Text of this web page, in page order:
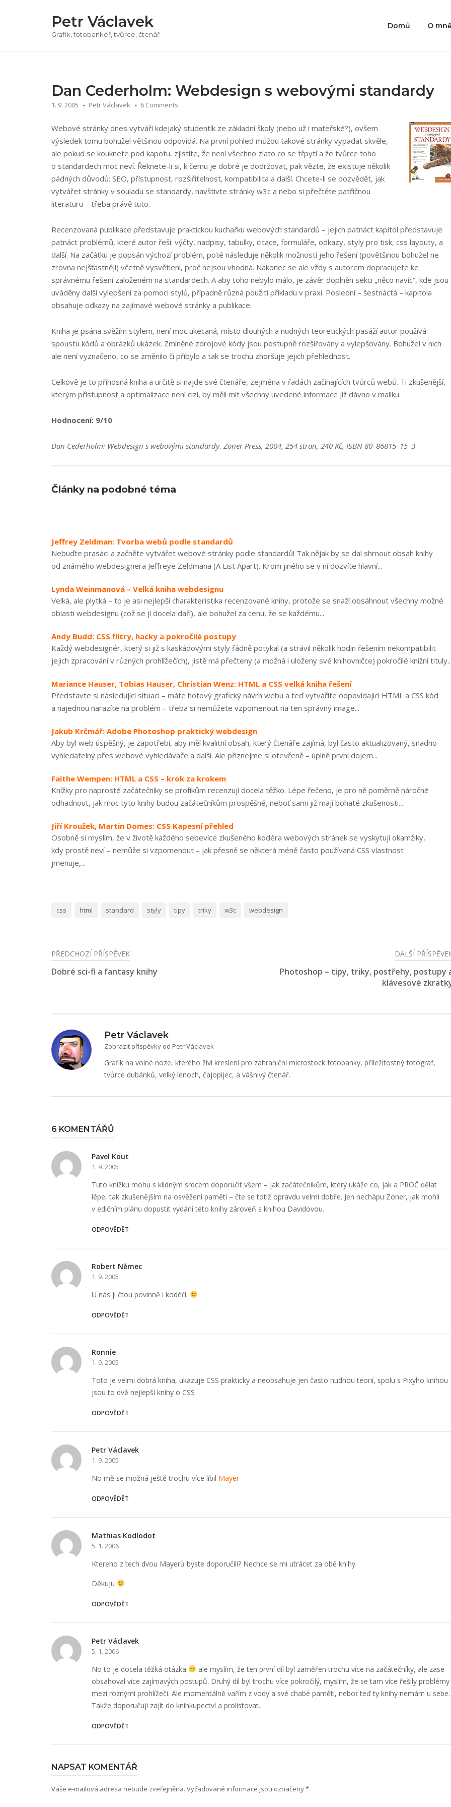
Petr Václavek
Grafik, fotobankéř, tvůrce, čtenář
Domů O
Dan Cederholm: Webdesign s webovými standardy
1. 9. 2005 Petr Václavek 6 Comments
Webové stránky dnes vytváří kdejaký studentík ze základní školy (nebo už i mateřské?), ovšem
výsledek tomu bohužel většinou odpovídá. Na první pohled můžou takové stránky vypadat skvěle,
ale pokud se kouknete pod kapotu, zjistíte, že není všechno zlato co se třpytí a že tvůrce toho
o standardech moc neví. Řeknete-li si, k čemu je dobré je dodržovat, pak vězte, že existuje několik
pádných důvodů: SEO, přístupnost, rozšiřitelnost, kompatibilita a další. Chcete-li se dozvědět, jak
vytvářet stránky v souladu se standardy, navštivte stránky w3c a nebo si přečtěte patřičnou
literaturu – třeba právě tuto.
Recenzovaná publikace představuje praktickou kuchařku webových standardů – jejich patnáct kapitol představuje
patnáct problémů, které autor řeší: výčty, nadpisy, tabulky, citace, formuláře, odkazy, styly pro tisk, css layouty, a
další. Na začátku je popsán výchozí problém, poté následuje několik možností jeho řešení (povětšinou bohužel ne
zrovna nejšťastněji) včetně vysvětlení, proč nejsou vhodná. Nakonec se ale vždy s autorem dopracujete ke
správnému řešení založeném na standardech. A aby toho nebylo málo, je závěr doplněn sekci „něco navíc“, kde jsou
uváděny další vylepšení za pomoci stylů, případně různá použití příkladu v praxi. Poslední – šestnáctá – kapitola
obsahuje odkazy na zajímavé webové stránky a publikace.
Kniha je psána svěžím stylem, není moc ukecaná, místo dlouhých a nudných teoretických pasáží autor používá
spoustu kódů a obrázků ukázek. Zmíněné zdrojové kódy jsou postupně rozšiřovány a vylepšovány. Bohužel v nich
ale není vyznačeno, co se změnilo či přibylo a tak se trochu zhoršuje jejich přehlednost.
Celkově je to přínosná kniha a určitě si najde své čtenáře, zejména v řadách začínajících tvůrců webů. Ti zkušenější,
kterým přístupnost a optimalizace není cizí, by měli mít všechny uvedené informace již dávno v malíku.
Hodnocení: 9/10
Dan Cederholm: Webdesign s webovými standardy. Zoner Press, 2004, 254 stran, 240 Kč, ISBN 80–86815–15–3
Články na podobné téma
Jeffrey Zeldman: Tvorba webů podle standardů
Nebuďte prasáci a začněte vytvářet webové stránky podle standardů! Tak nějak by se dal shrnout obsah knihy
od známého webdesignera Jeffreye Zeldmana (A List Apart). Krom jiného se v ní dozvíte hlavní...
Lynda Weinmanová – Velká kniha webdesignu
Velká, ale plytká – to je asi nejlepší charakteristika recenzované knihy, protože se snaží obsáhnout všechny možné
oblasti webdesignu (což se jí docela daří), ale bohužel za cenu, že se každému...
Andy Budd: CSS filtry, hacky a pokročilé postupy
Každý webdesignér, který si již s kaskádovými styly řádně potykal (a strávil několik hodin řešením nekompatibilit
jejich zpracování v různých prohlížečích), jistě má přečteny (a možná i uloženy své knihovničce) pokročilé knižní tituly...
Mariance Hauser, Tobias Hauser, Christian Wenz: HTML a CSS velká kniha řešení
Představte si následující situaci – máte hotový grafický návrh webu a teď vytváříte odpovídající HTML a CSS kód
a najednou narazíte na problém – třeba si nemůžete vzpomenout na ten správný image...
Jakub Krčmář: Adobe Photoshop praktický webdesign
Aby byl web úspěšný, je zapotřebí, aby měl kvalitní obsah, který čtenáře zajímá, byl často aktualizovaný, snadno
vyhledatelný přes webové vyhledávače a další. Ale přiznejme si otevřeně – úplně první dojem...
Faithe Wempen: HTML a CSS – krok za krokem
Knížky pro naprosté začátečníky se profíkům recenzují docela těžko. Lépe řečeno, je pro ně poměrně náročné
odhadnout, jak moc tyto knihy budou začátečníkům prospěšné, neboť sami již mají bohaté zkušenosti...
Jiří Kroužek, Martin Domes: CSS Kapesní přehled
Osobně si myslím, že v životě každého sebevíce zkušeného kodéra webových stránek se vyskytují okamžiky,
kdy prostě neví – nemůže si vzpomenout – jak přesně se některá méně často používaná CSS vlastnost
jmenuje,...
css html standard styly tipy triky w3c webdesign
Navigace
pro
PŘEDCHOZÍ PŘÍSPĚVEK
Dobré sci-fi a fantasy knihy
DALŠÍ
Photoshop – tipy, triky, postřehy, postupy
klávesové
Petr Václavek
Zobrazit příspěvky od Petr Václavek
Grafik na volné noze, kterého živí kreslení pro zahraniční microstock fotobanky, příležitostný fotograf,
tvůrce dubánků, velký lenoch, čajopijec, a vášnivý čtenář.
6 KOMENTÁŘŮ
Pavel Kout
1. 9. 2005
Tuto knížku mohu s klidným srdcem doporučit všem – jak začátečníkům, který ukáže co, jak a PROČ dělat
lépe, tak zkušenějším na osvěžení paměti – čte se totiž opravdu velmi dobře. Jen nechápu Zoner, jak mohli
v edičním plánu dopustit vydání této knihy zároveň s knihou Davidovou.
ODPOVĚDĚT
Robert Němec
1. 9. 2005
U nás ji čtou povinně i kodéři.
ODPOVĚDĚT
Ronnie
1. 9. 2005
Toto je velmi dobrá kniha, ukazuje CSS prakticky a neobsahuje jen často nudnou teorií, spolu s Pixyho knihou
jsou to dvě nejlepší knihy o CSS
ODPOVĚDĚT
Petr Václavek
1. 9. 2005
No mě se možná ještě trochu více líbil Mayer
ODPOVĚDĚT
Mathias Kodlodot
5. 1. 2006
Ktereho z tech dvou Mayerů byste doporučili? Nechce se mi utrácet za obě knihy.
Děkuju
ODPOVĚDĚT
Petr Václavek
5. 1. 2006
No to je docela těžká otázka
ale myslím, že ten první díl byl zaměřen trochu více na začátečníky, ale zase
obsahoval více zajímavých postupů. Druhý díl byl trochu více pokročilý, myslím, že se tam více řešily problémy
mezi roznými prohlížeči. Ale momentálně vařím z vody a své chabé paměti, neboť teď ty knihy nemám u sebe.
Takže doporučuji zajít do knihkupectví a prolistovat.
ODPOVĚDĚT
NAPSAT KOMENTÁŘ
Vaše e-mailová adresa nebude zveřejněna. Vyžadované informace jsou označeny*